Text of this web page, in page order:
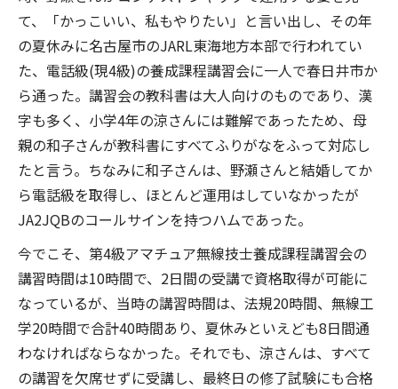
て、「かっこいい、私もやりたい」と言い出し、その年
の夏休みに名古屋市のJARL東海地方本部で行われてい
た、電話級(現4級)の養成課程講習会に一人で春日井市か
ら通った。講習会の教科書は大人向けのものであり、漢
字も多く、小学4年の涼さんには難解であったため、母
親の和子さんが教科書にすべてふりがなをふって対応し
たと言う。ちなみに和子さんは、野瀬さんと結婚してか
ら電話級を取得し、ほとんど運用はしていなかったが
JA2JQBのコールサインを持つハムであった。
今でこそ、第4級アマチュア無線技士養成課程講習会の
講習時間は10時間で、2日間の受講で資格取得が可能に
なっているが、当時の講習時間は、法規20時間、無線工
学20時間で合計40時間あり、夏休みといえども8日間通
わなければならなかった。それでも、涼さんは、すべて
の講習を欠席せずに受講し、最終日の修了試験にも合格